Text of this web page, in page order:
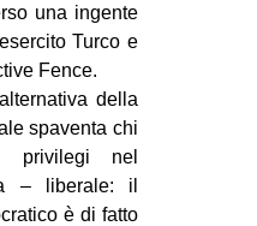
Fb
tw
bsky
una ingente
Turco e
Fence.
della
spaventa chi
privilegi nel
– liberale: il
è di fatto